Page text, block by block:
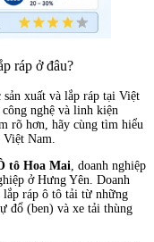
ráp ở đâu?
xuất và lắp ráp tại Việt
nghệ và linh kiện
rõ hơn, hãy cùng tìm hiểu
Việt Nam.
tô Hoa Mai, doanh nghiệp
ở Hưng Yên. Doanh
lắp ráp ô tô tải từ những
đổ (ben) và xe tải thùng